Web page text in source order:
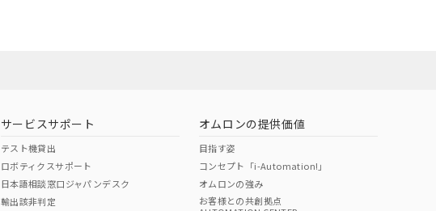
サービスサポート
テスト機貸出
ロボティクスサポート
日本語相談窓口ジャパンデスク
輸出該非判定
オムロンの提供価値
目指す姿
コンセプト「i-Automation!」
オムロンの強み
お客様との共創拠点